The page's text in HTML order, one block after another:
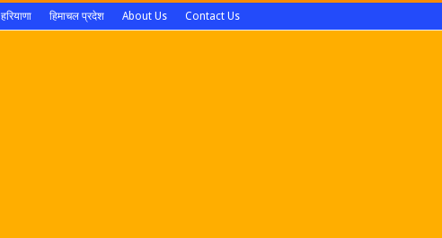
हरियाणा हिमाचल प्रदेश About Us Contact Us